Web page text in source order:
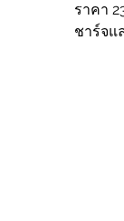
ราคา
ชาร์จแ